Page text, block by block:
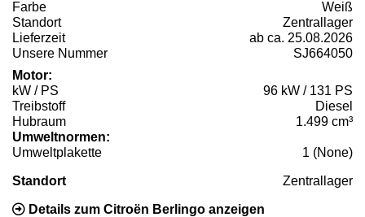
Farbe
Weiß
Standort
Zentrallager
Lieferzeit
ab ca. 25.08.2026
Unsere Nummer
SJ664050
Motor:
kW / PS
96 kW / 131 PS
Treibstoff
Diesel
Hubraum
1.499 cm³
Umweltnormen:
Umweltplakette
1 (None)
Standort Zentrallager
Details zum Citroën Berlingo anzeigen